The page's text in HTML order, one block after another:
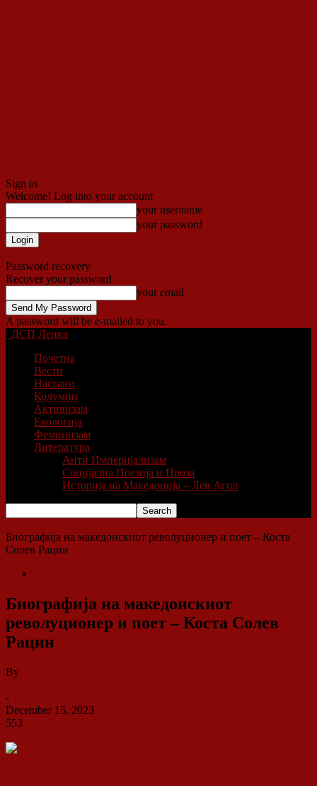
Sign in
Welcome! Log into your account
your username
your password
Password recovery
Recover your password
your email
A password will be e-mailed to you.
ДСП Ленка
Почетна
Вести
Настани
Колумни
Активизам
Екологија
Феминизам
Литература
Анти Империјализам
Социјална Поезија и Проза
Историја на Македонија – Лев Агол
Биографија на македонскиот револуционер и поет – Коста
Солев Рацин
Биографија на македонскиот
револуционер и поет – Коста Солев
Рацин
By
-
December 15, 2023
553